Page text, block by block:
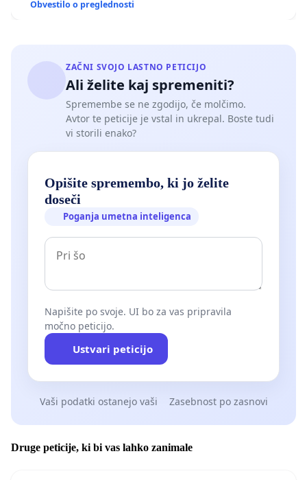
prizadevati, da bo Ukova tudi v bodoče njeno
počitniško zavetje, vsem Jeseničanom dobrodošla
in dostopna osvežitev ter da bo to še naprej najbolj
prijetno mesto na Jesenicah.
Ker iskanje rešitve za bazen in odločanje o njegovi
usodi predstavlja sprejemanje take odločitve, ki
pomembno vpliva na kakovost življenja v občini, naj
imamo tudi tisti, za katere se odločitve sprejema,
Spoštovane občanke in občani, uporabniki
bazena ter vsi simpatizerji bazena Ukova – ker
upamo, da z javno izraženo voljo lahko vplivamo
na odločitev, da se čimprej najde rešitev za
sanacijo bazena in omogoči njegovo varno
uporabo, vas v imenu enako mislečih
zagovornikov bazena na Ukovi vljudno vabim k
podpisu peticije.
Obvestilo o preglednosti
ZAČNI SVOJO LASTNO PETICIJO
Ali želite kaj spremeniti?
Spremembe se ne zgodijo, če molčimo.
Avtor te peticije je vstal in ukrepal. Boste tudi
vi storili enako?
Opišite spremembo, ki jo želite
doseči
Poganja umetna inteligenca
Napišite po svoje. UI bo za vas pripravila
močno peticijo.
Ustvari peticijo
Vaši podatki ostanejo vaši Zasebnost po zasnovi
Druge peticije, ki bi vas lahko zanimale